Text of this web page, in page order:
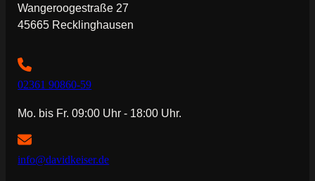
Wangeroogestraße 27
45665 Recklinghausen
02361 90860-59
Mo. bis Fr. 09:00 Uhr - 18:00 Uhr.
info@davidkeiser.de